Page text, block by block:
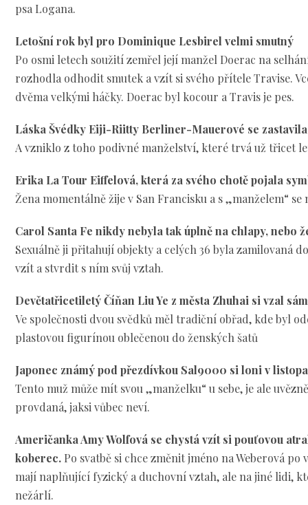
psa Logana.
Letošní rok byl pro Dominique Lesbirel velmi smutný
Po osmi letech soužití zemřel její manžel Doerac na
rozhodla odhodit smutek a vzít si svého přítele Travise.
dvěma velkými háčky. Doerac byl kocour a Travis je pes.
Láska Švédky Eiji-Riitty Berliner-Mauerové se
A vzniklo z toho podivné manželství, které trvá už třicet
Erika La Tour Eiffelová, která za svého chotě pojala
Žena momentálně žije v San Francisku a s „manželem“ se
Carol Santa Fe nikdy nebyla tak úplně na chlapy, nebo
Sexuálně ji přitahují objekty a celých 36 byla zamilovaná
vzít a stvrdit s ním svůj vztah.
Devětatřicetiletý Číňan Liu Ye z města Zhuhai si vzal
Ve společnosti dvou svědků měl tradiční obřad, kde byl
plastovou figurínou oblečenou do ženských šatů
Japonec známý pod přezdívkou Sal9000 si loni v
Tento muž může mít svou „manželku“ u sebe, je ale
provdaná, jaksi vůbec neví.
Američanka Amy Wolfová se chystá vzít si pouťovou
koberec. Po svatbě si chce změnit jméno na Weberová
mají naplňující fyzický a duchovní vztah, ale na jiné lidi,
nežárlí.